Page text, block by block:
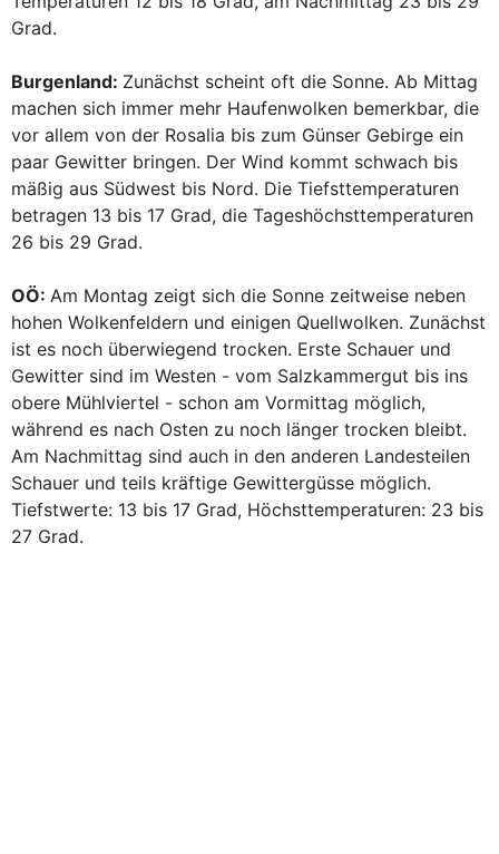
Grad.
Burgenland: Zunächst scheint oft die Sonne. Ab Mittag
machen sich immer mehr Haufenwolken bemerkbar, die
vor allem von der Rosalia bis zum Günser Gebirge ein
paar Gewitter bringen. Der Wind kommt schwach bis
mäßig aus Südwest bis Nord. Die Tiefsttemperaturen
betragen 13 bis 17 Grad, die Tageshöchsttemperaturen
26 bis 29 Grad.
OÖ: Am Montag zeigt sich die Sonne zeitweise neben
hohen Wolkenfeldern und einigen Quellwolken. Zunächst
ist es noch überwiegend trocken. Erste Schauer und
Gewitter sind im Westen - vom Salzkammergut bis ins
obere Mühlviertel - schon am Vormittag möglich,
während es nach Osten zu noch länger trocken bleibt.
Am Nachmittag sind auch in den anderen Landesteilen
Schauer und teils kräftige Gewittergüsse möglich.
Tiefstwerte: 13 bis 17 Grad, Höchsttemperaturen: 23 bis
27 Grad.